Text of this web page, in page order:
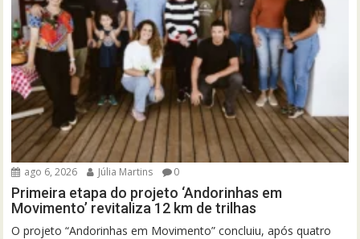
ago 6, 2026 Júlia Martins 0
Primeira etapa do projeto ‘Andorinhas em
Movimento’ revitaliza 12 km de trilhas
O projeto “Andorinhas em Movimento” concluiu, após quatro